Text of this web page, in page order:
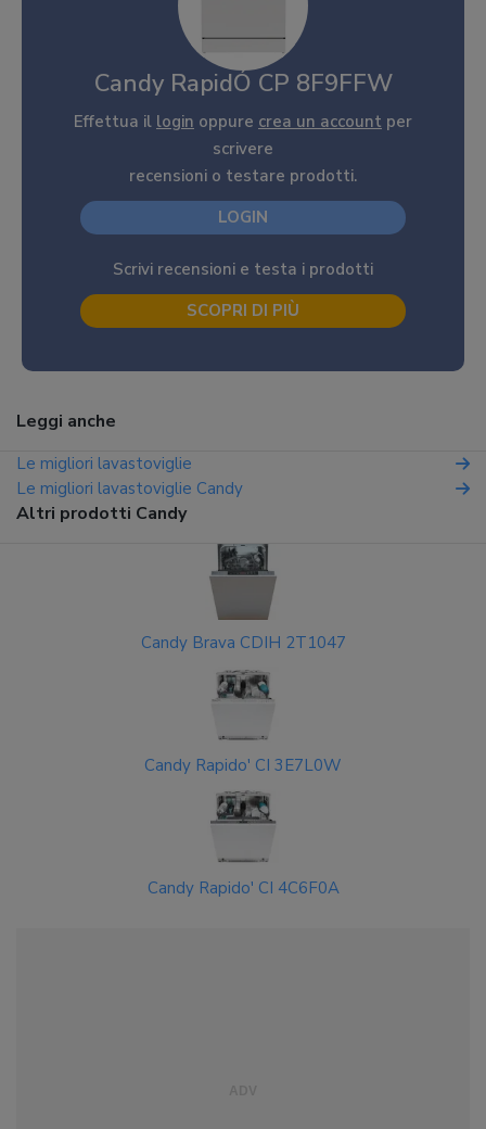
Candy RapidÓ CP 8F9FFW
Effettua il login oppure crea un account per
scrivere
recensioni o testare prodotti.
LOGIN
Scrivi recensioni e testa i prodotti
SCOPRI DI PIÙ
Leggi anche
Le migliori lavastoviglie
Le migliori lavastoviglie Candy
Altri prodotti Candy
Candy Brava CDIH 2T1047
Candy Rapido' CI 3E7L0W
Candy Rapido' CI 4C6F0A